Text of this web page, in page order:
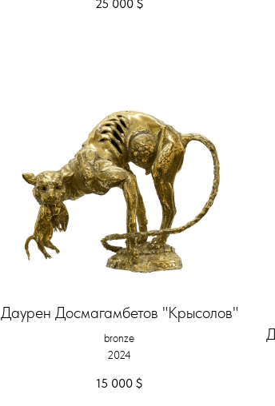
25 000 $
Даурен Досмагамбетов "Крысолов"
bronze
2024
15 000 $